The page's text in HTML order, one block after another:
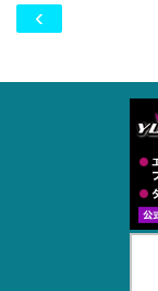
‹